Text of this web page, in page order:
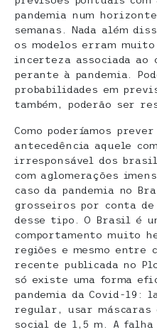
pandemia num
semanas. Nada além
os modelos erram
incerteza associada ao
perante à pandemia.
probabilidades em
também, poderão ser
Como poderíamos
antecedência aquele
irresponsável dos
com aglomerações
caso da pandemia no
grosseiros por conta
desse tipo. O Brasil é
comportamento muito
regiões e mesmo entre
recente publicada no
só existe uma forma
pandemia da Covid-19:
regular, usar
social de 1,5 m. A falha